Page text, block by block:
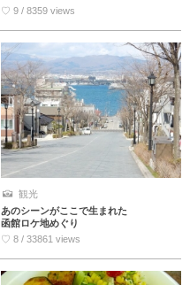
♡ 9 / 8359 views
観光
あのシーンがここで生まれた
函館ロケ地めぐり
♡ 8 / 33861 views